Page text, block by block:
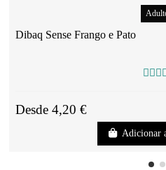
Dibaq Sense Frango e Pato
Desde 4,20 €
Adicionar